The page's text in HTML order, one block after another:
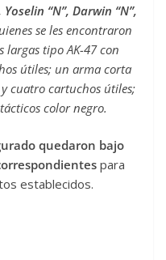
Yoselin “N”, Darwin “N”,
se les encontraron
largas tipo AK-47 con
útiles; un arma corta
cuatro cartuchos útiles;
color negro.
quedaron bajo
para
establecidos.